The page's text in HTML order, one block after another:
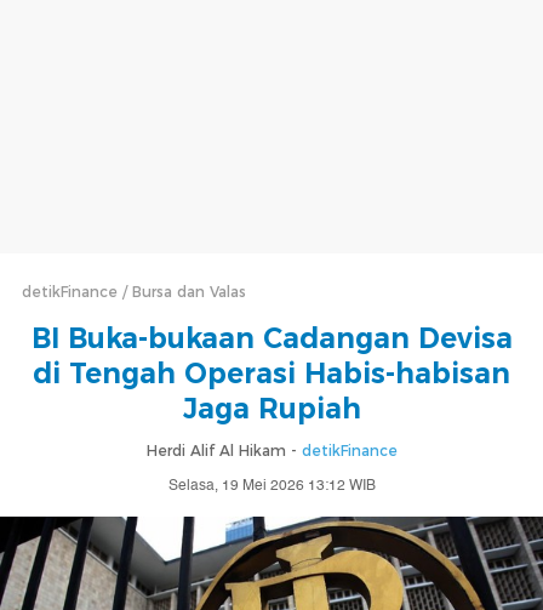
detikFinance Bursa dan Valas
BI Buka-bukaan Cadangan Devisa
di Tengah Operasi Habis-habisan
Jaga Rupiah
Herdi Alif Al Hikam - detikFinance
Selasa, 19 Mei 2026 13:12 WIB